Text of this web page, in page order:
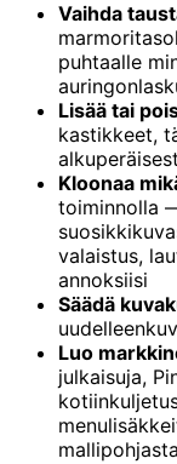
Vaihda
puhtaalle
Lisää tai
kastikkeet,
Kloonaa
toiminnolla
valaistus,
annoksiisi
Säädä
Luo
julkaisuja,
mallipohjasta